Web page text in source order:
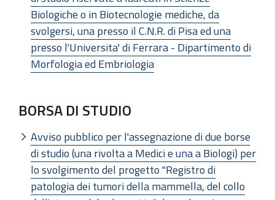
Biologiche o in Biotecnologie mediche, da
svolgersi, una presso il C.N.R. di Pisa ed una
presso l'Universita' di Ferrara - Dipartimento di
Morfologia ed Embriologia
BORSA DI STUDIO
Avviso pubblico per l'assegnazione di due borse
di studio (una rivolta a Medici e una a Biologi) per
lo svolgimento del progetto "Registro di
patologia dei tumori della mammella, del collo